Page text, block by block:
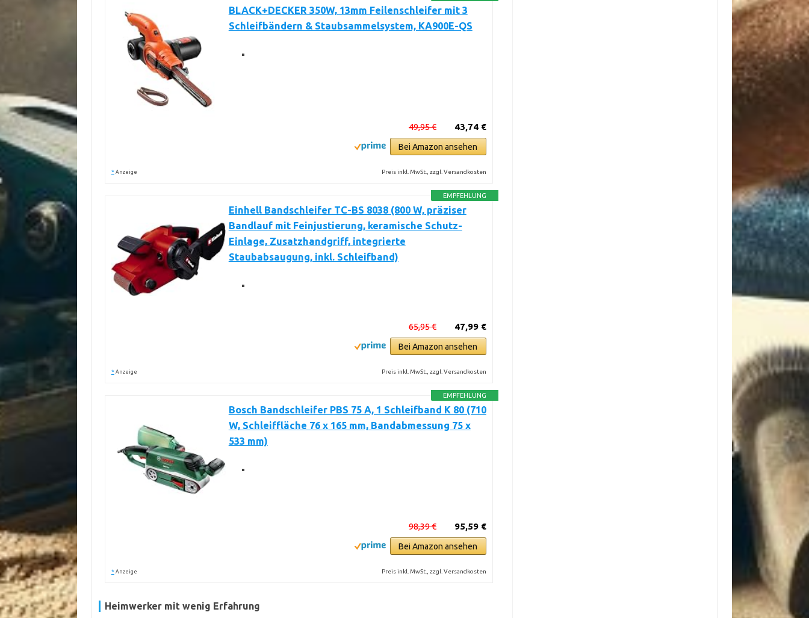
BLACK+DECKER 350W, 13mm Feilenschleifer mit 3
Schleifbändern & Staubsammelsystem, KA900E-QS
43,74 €
49,95 €
Bei Amazon ansehen
* Anzeige Preis inkl. MwSt., zzgl. Versandkosten
EMPFEHLUNG
Einhell Bandschleifer TC-BS 8038 (800 W, präziser
Bandlauf mit Feinjustierung, keramische Schutz-
Einlage, Zusatzhandgriff, integrierte
Staubabsaugung, inkl. Schleifband)
47,99 €
65,95 €
Bei Amazon ansehen
* Anzeige Preis inkl. MwSt., zzgl. Versandkosten
EMPFEHLUNG
Bosch Bandschleifer PBS 75 A, 1 Schleifband K 80 (710
W, Schleiffläche 76 x 165 mm, Bandabmessung 75 x
533 mm)
95,59 €
98,39 €
Bei Amazon ansehen
* Anzeige Preis inkl. MwSt., zzgl. Versandkosten
Heimwerker mit wenig Erfahrung